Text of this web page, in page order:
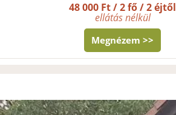
48 000 Ft / 2 fő / 2 éjtől
ellátás nélkül
Megnézem >>